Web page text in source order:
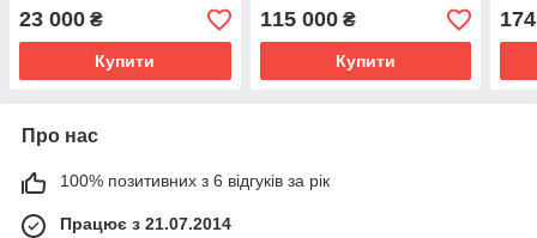
23 000 ₴
Купити
115 000₴
Купити
Про нас
100% позитивних з 6 відгуків за рік
Працює з 21.07.2014